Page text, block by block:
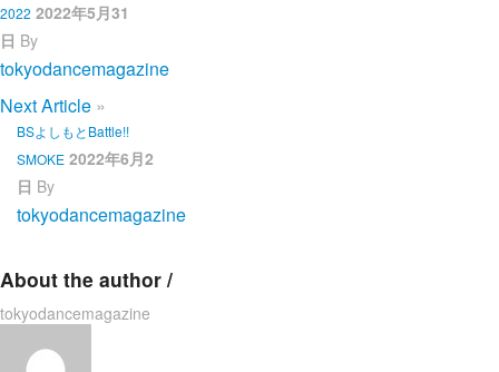
2022 2022年5月31
日 By
tokyodancemagazine
Next Article »
BSよしもとBattle!!
SMOKE 2022年6月2
日 By
tokyodancemagazine
About the author /
tokyodancemagazine